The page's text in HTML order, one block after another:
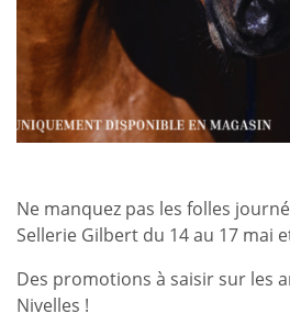
Ne manquez pas les folles
Sellerie Gilbert du 14 au 17 mai
Des promotions à saisir sur les
Nivelles !